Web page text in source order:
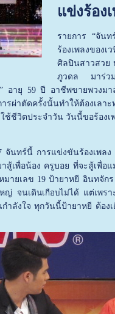
แข่งร้อง
รายการ “จัน
ร้องเพลงของ
ศิลปินสาวสวย
ภูวดล มาร่วม
อายุ 59 ปี อาชีพขายพวงมา
ผ่าตัดครั้งนั้นทำให้ต้องเลา
ชีวิตประจำวัน วันนี้ขอร้องเพ
นทร์นี้ การแข่งขันร้องเพล
เพื่อน้อง ครูบอย ที่จะสู้เพื่อ
มายเลข 19 ป้ายาหยี อินทจั
หญ่ จนเดินเกือบไม่ได้ แต่เพร
ำลังใจ ทุกวันนี้ป้ายาหยี ต้อง